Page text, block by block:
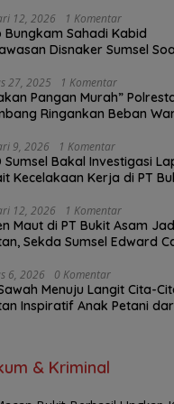
12, 2026 1 Komentar
Bungkam Sahadi Kabid
Disnaker Sumsel
K3?
27, 2025 1 Komentar
Pangan Murah”
Ringankan Beban
9, 2026 1 Komentar
Sumsel Bakal Investigasi
Kecelakaan Kerja di PT
12, 2026 1 Komentar
Maut di PT Bukit Asam
Sekda Sumsel Edward
6, 2026 0 Komentar
Menuju Langit Cita-
Inspiratif Anak Petani
& Kriminal